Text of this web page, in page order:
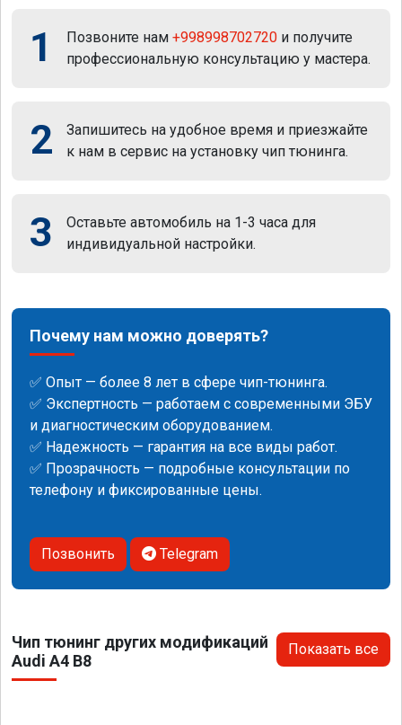
1 Позвоните нам +998998702720 и получите
профессиональную консультацию у мастера.
2
Запишитесь на удобное время и приезжайте
к нам в сервис на установку чип тюнинга.
3
Оставьте автомобиль на 1-3 часа для
индивидуальной настройки.
Почему нам можно доверять?
✅ Опыт — более 8 лет в сфере чип-тюнинга.
✅ Экспертность — работаем с современными ЭБУ
и диагностическим оборудованием.
✅ Надежность — гарантия на все виды работ.
✅ Прозрачность — подробные консультации по
телефону и фиксированные цены.
Позвонить Telegram
Чип тюнинг других модификаций
Audi A4 B8
Показать все